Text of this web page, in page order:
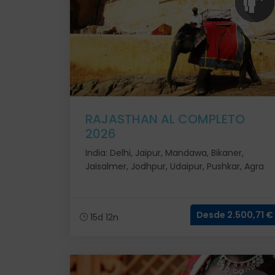
RAJASTHAN AL COMPLETO
2026
India: Delhi, Jaipur, Mandawa, Bikaner,
Jaisalmer, Jodhpur, Udaipur, Pushkar, Agra
15d 12n Desde 2.500,71 €